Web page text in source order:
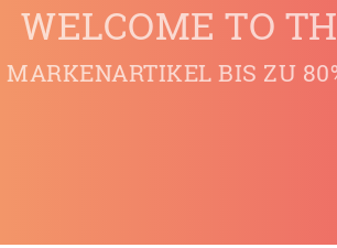
WELCOME TO
MARKENARTIKEL BIS ZU